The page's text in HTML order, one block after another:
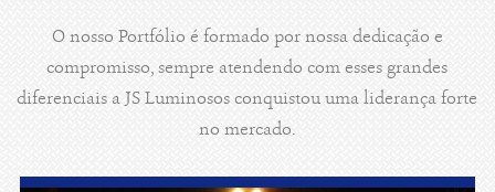
O nosso Portfólio é formado por nossa dedicação e
compromisso, sempre atendendo com esses grandes
diferenciais a JS Luminosos conquistou uma liderança forte
no mercado.